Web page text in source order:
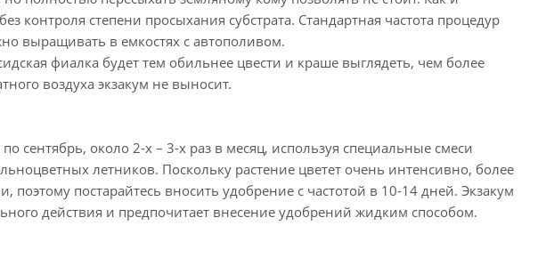
контроля степени просыхания субстрата. Стандартная частота процедур
выращивать в емкостях с автополивом.
фиалка будет тем обильнее цвести и краше выглядеть, чем более
воздуха экзакум не выносит.
сентябрь, около 2-х – 3-х раз в месяц, используя специальные смеси
летников. Поскольку растение цветет очень интенсивно, более
постарайтесь вносить удобрение с частотой в 10-14 дней. Экзакум
действия и предпочитает внесение удобрений жидким способом.